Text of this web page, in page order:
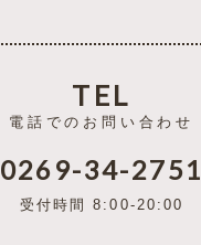
TEL
電話でのお問い合わせ
0269-34-2751
受付時間 8:00-20:00